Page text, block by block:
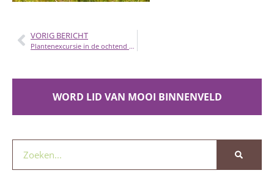
VORIG BERICHT
Plantenexcursie in de ochtend van 15 juni
WORD LID VAN MOOI BINNENVELD